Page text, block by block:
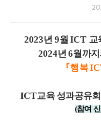
2023년 9월ICT 교
2024년6월까
『행복
ICT교육 성과공유
(참여